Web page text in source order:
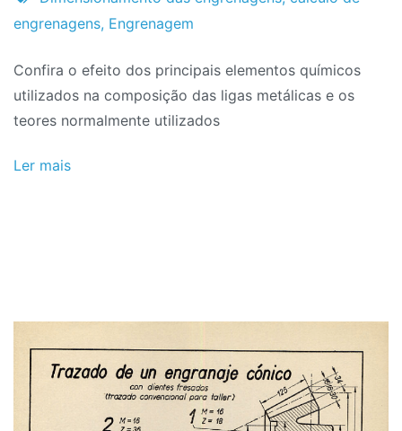
de
engrenagens, Engrenagem
Confira o efeito dos principais elementos químicos
utilizados na composição das ligas metálicas e os
teores normalmente utilizados
Ler mais